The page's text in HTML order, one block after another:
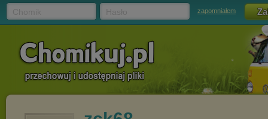
zapomniałem